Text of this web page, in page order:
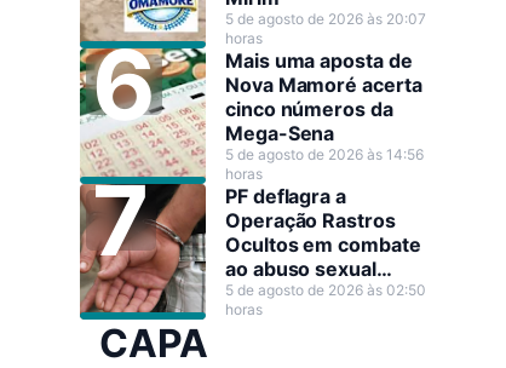
5 de agosto de 2026 às 20:07
horas
Mais uma aposta de
Nova Mamoré acerta
cinco números da
Mega-Sena
5 de agosto de 2026 às 14:56
horas
PF deflagra a
Operação Rastros
Ocultos em combate
ao abuso sexual
infantojuvenil em Nova
Mamoré
5 de agosto de 2026 às 02:50
horas
CAPA